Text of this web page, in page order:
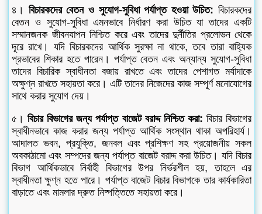
৪। বিচারকদের বেতন ও সুযোগ-সুবিধা পর্যাপ্ত হওয়া উচিত: বিচারকদের
বেতন ও সুযোগ-সুবিধা এমনভাবে নির্ধারণ করা উচিত যা তাদের একটি
সম্মানজনক জীবনযাপন নিশ্চিত করে এবং তাদের দুর্নীতির প্রলোভন থেকে
দূরে রাখে। যদি বিচারকদের আর্থিক সুরক্ষা না থাকে, তবে তারা বাহ্যিক
প্রভাবের শিকার হতে পারেন। পর্যাপ্ত বেতন এবং অন্যান্য সুযোগ-সুবিধা
তাদের বিচারিক স্বাধীনতা বজায় রাখতে এবং তাদের পেশাগত মর্যাদাকে
অক্ষুণ্ন রাখতে সহায়তা করে। এটি তাদের নিজেদের কাজ সম্পূর্ণ মনোযোগের
সাথে করার সুযোগ দেয়।
৫।বিচার বিভাগের জন্য পর্যাপ্ত বাজেট বরাদ্দ নিশ্চিত করা: বিচার বিভাগের
স্বাধীনভাবে কাজ করার জন্য পর্যাপ্ত আর্থিক সংস্থান থাকা অপরিহার্য।
আদালত ভবন, প্রযুক্তি, জনবল এবং প্রশিক্ষণ সহ প্রয়োজনীয় সকল
অবকাঠামো এবং সম্পদের জন্য পর্যাপ্ত বাজেট বরাদ্দ করা উচিত। যদি বিচার
বিভাগ আর্থিকভাবে নির্বাহী বিভাগের উপর নির্ভরশীল হয়, তাহলে এর
স্বাধীনতা ক্ষুণ্ন হতে পারে। পর্যাপ্ত বাজেট বিচার বিভাগকে তার কার্যকারিতা
বাড়াতে এবং মামলার দ্রুত নিষ্পত্তিতে সহায়তা করে।